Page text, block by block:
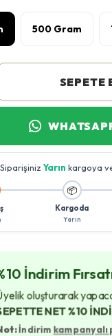
500 Gram
SEPETE
Siparişiniz Yarın kargoya
📦
Kargoda
Yarın
İndirim
oluşturarak
NET %10
İndirim